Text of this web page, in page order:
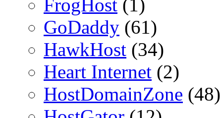
FrogHost (1)
GoDaddy (61)
HawkHost (34)
Heart Internet (2)
HostDomainZone (48)